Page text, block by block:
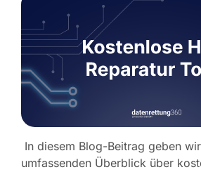
In diesem Blog-Beitrag geben
umfassenden Überblick über